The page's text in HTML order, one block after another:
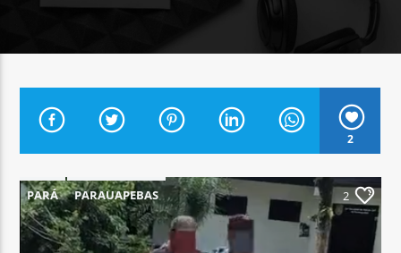
CURRENT TRACK
ARARA AZUL FM 96,9
2
PARÁ PARAUAPEBAS 2